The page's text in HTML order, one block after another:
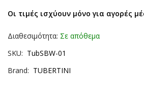
Οι τιμές ισχύουν μόνο για αγορές
Διαθεσιμότητα: Σε απόθεμα
SKU
TubSBW-01
Brand
TUBERTINI